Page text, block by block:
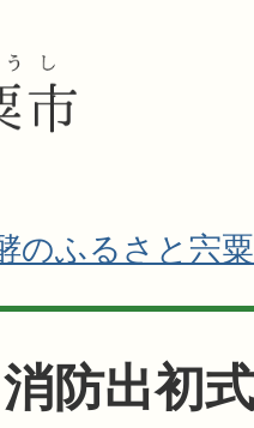
のふるさと宍粟
防出初式